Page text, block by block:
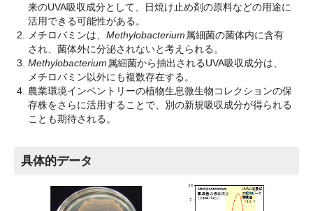
来のUVA吸収成分として、日焼け止め剤の原料などの用途に
活用できる可能性がある。
メチロバミンは、 Methylobacterium 属細菌の菌体内に含有
され、菌体外に分泌されないと考えられる。
Methylobacterium 属細菌から抽出されるUVA吸収成分は、
メチロバミン以外にも複数存在する。
農業環境インベントリーの植物生息微生物コレクションの保
存株をさらに活用することで、別の新規吸収成分が得られる
ことも期待される。
具体的データ